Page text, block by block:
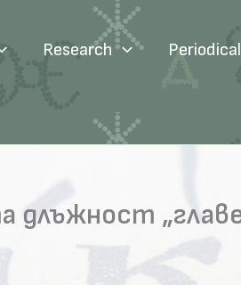
Research
длъжност